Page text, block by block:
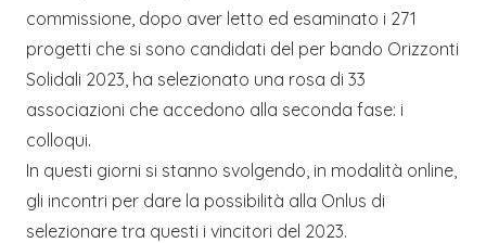
commissione, dopo aver letto ed esaminato i 271
progetti che si sono candidati del per bando Orizzonti
Solidali 2023, ha selezionato una rosa di 33
associazioni che accedono alla seconda fase: i
colloqui.
In questi giorni si stanno svolgendo, in modalità online,
gli incontri per dare la possibilità alla Onlus di
selezionare tra questi i vincitori del 2023.